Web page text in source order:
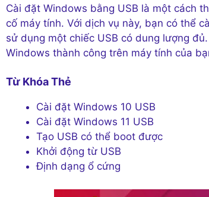
Cài đặt Windows bằng USB là một cách
cố máy tính. Với dịch vụ này, bạn có thể
sử dụng một chiếc USB có dung lượng
Windows thành công trên máy tính của
Từ Khóa Thẻ
Cài đặt Windows 10 USB
Cài đặt Windows 11 USB
Tạo USB có thể boot được
Khởi động từ USB
Định dạng ổ cứng